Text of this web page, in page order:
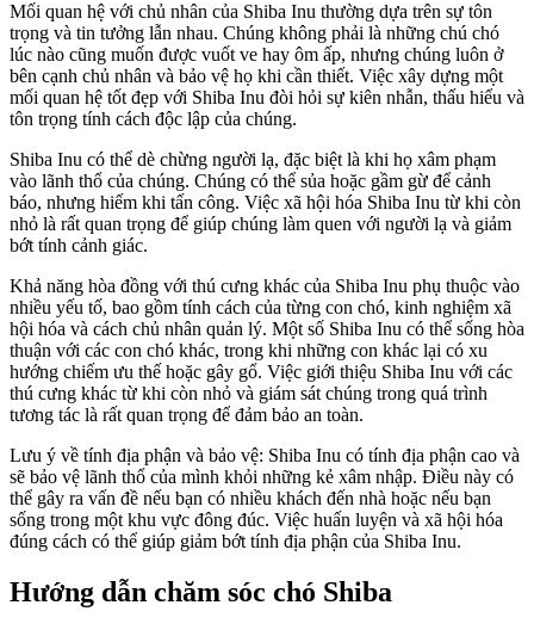
Mối quan hệ với chủ nhân của Shiba Inu thường dựa trên sự tôn
trọng và tin tưởng lẫn nhau. Chúng không phải là những chú chó
lúc nào cũng muốn được vuốt ve hay ôm ấp, nhưng chúng luôn ở
bên cạnh chủ nhân và bảo vệ họ khi cần thiết. Việc xây dựng một
mối quan hệ tốt đẹp với Shiba Inu đòi hỏi sự kiên nhẫn, thấu hiểu và
tôn trọng tính cách độc lập của chúng.
Shiba Inu có thể dè chừng người lạ, đặc biệt là khi họ xâm phạm
vào lãnh thổ của chúng. Chúng có thể sủa hoặc gầm gừ để cảnh
báo, nhưng hiếm khi tấn công. Việc xã hội hóa Shiba Inu từ khi còn
nhỏ là rất quan trọng để giúp chúng làm quen với người lạ và giảm
bớt tính cảnh giác.
Khả năng hòa đồng với thú cưng khác của Shiba Inu phụ thuộc vào
nhiều yếu tố, bao gồm tính cách của từng con chó, kinh nghiệm xã
hội hóa và cách chủ nhân quản lý. Một số Shiba Inu có thể sống hòa
thuận với các con chó khác, trong khi những con khác lại có xu
hướng chiếm ưu thế hoặc gây gổ. Việc giới thiệu Shiba Inu với các
thú cưng khác từ khi còn nhỏ và giám sát chúng trong quá trình
tương tác là rất quan trọng để đảm bảo an toàn.
Lưu ý về tính địa phận và bảo vệ: Shiba Inu có tính địa phận cao và
sẽ bảo vệ lãnh thổ của mình khỏi những kẻ xâm nhập. Điều này có
thể gây ra vấn đề nếu bạn có nhiều khách đến nhà hoặc nếu bạn
sống trong một khu vực đông đúc. Việc huấn luyện và xã hội hóa
đúng cách có thể giúp giảm bớt tính địa phận của Shiba Inu.
Hướng dẫn chăm sóc chó Shiba